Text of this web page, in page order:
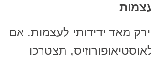
מאד ידידותי לעצמות. אם
תצטרכו